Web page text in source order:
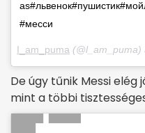
#месси
I_am_puma (@l_am_puma)
De úgy tűnik Messi
mint a többi